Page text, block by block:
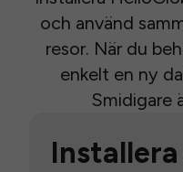
och använd
resor. När du
enkelt en ny
Smidigare